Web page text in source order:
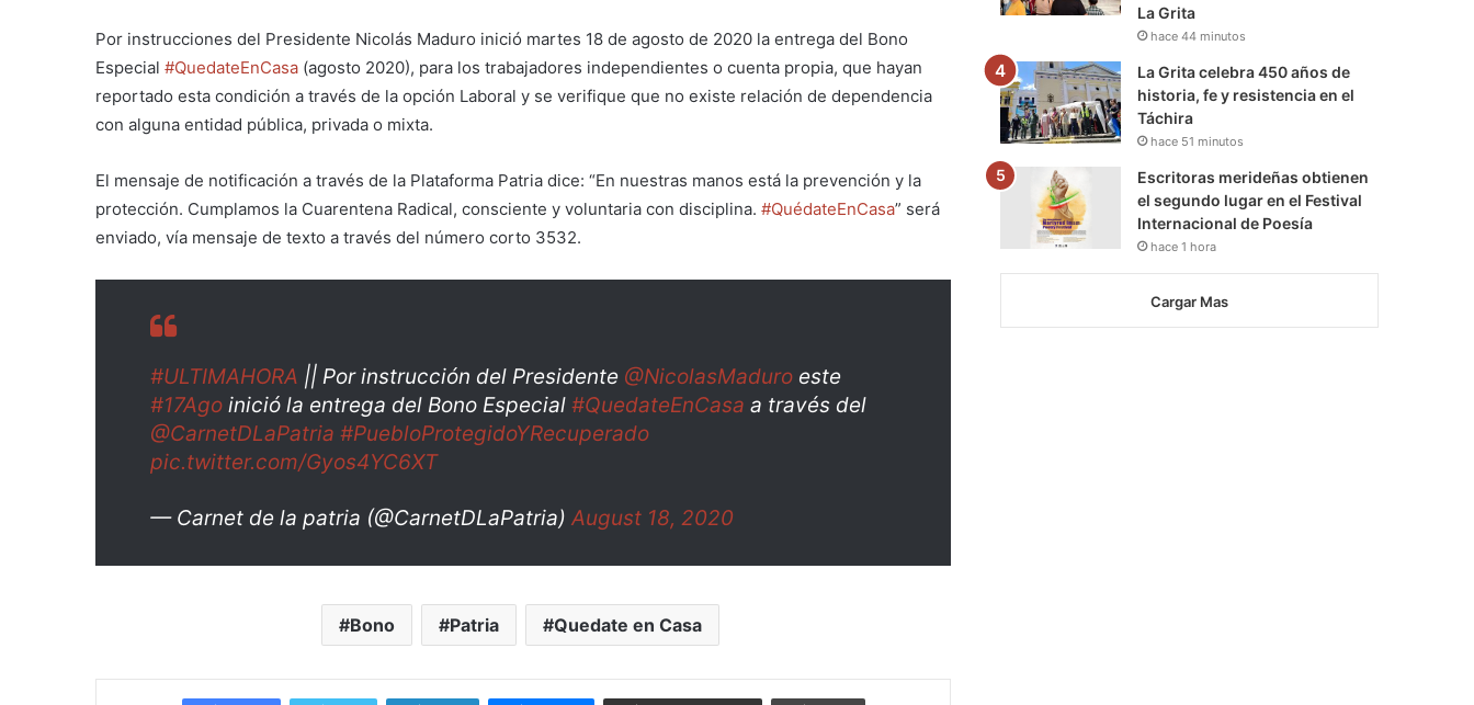
Por instrucciones del Presidente Nicolás Maduro inició martes 18 de agosto de 2020 la entrega del Bono
Especial #QuedateEnCasa (agosto 2020), para los trabajadores independientes o cuenta propia, que hayan
reportado esta condición a través de la opción Laboral y se verifique que no existe relación de dependencia
con alguna entidad pública, privada o mixta.
El mensaje de notificación a través de la Plataforma Patria dice: “En nuestras manos está la prevención y la
protección. Cumplamos la Cuarentena Radical, consciente y voluntaria con disciplina. #QuédateEnCasa” será
enviado, vía mensaje de texto a través del número corto 3532.
#ULTIMAHORA || Por instrucción del Presidente @NicolasMaduro este
#17Ago inició la entrega del Bono Especial #QuedateEnCasa a través del
@CarnetDLaPatria #PuebloProtegidoYRecuperado
pic.twitter.com/Gyos4YC6XT
— Carnet de la patria (@CarnetDLaPatria) August 18, 2020
Bono Patria Quedate en Casa
La Grita
hace 44 minutos
La Grita celebra 450 años de
historia, fe y resistencia en el
Táchira
hace 51 minutos
Escritoras merideñas obtienen
el segundo lugar en el Festival
Internacional de Poesía
hace 1 hora
Cargar Mas